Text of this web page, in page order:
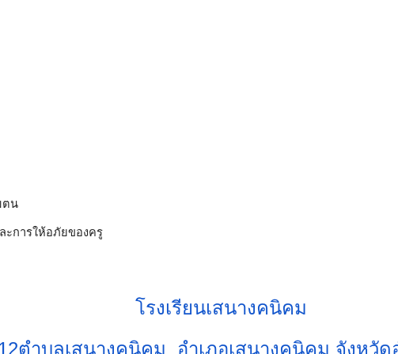
ตน
การให้อภัยของครู
โรงเรียนเสนางคนิคม
ตำบลเสนางคนิคม อำเภอเสนางคนิคม จังหวัด